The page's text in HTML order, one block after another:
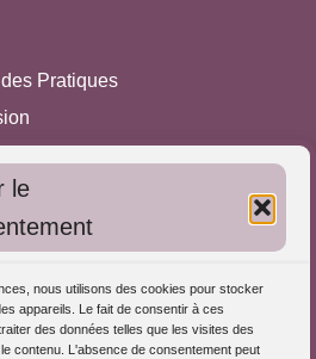
le
nous utilisons des cookies pour stocker
appareils. Le fait de consentir à ces
des données telles que les visites des
contenu. L'absence de consentement peut
Pratiques
des pratiques